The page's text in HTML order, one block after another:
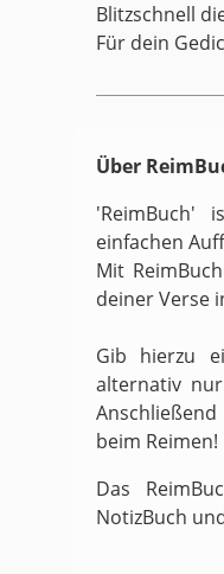
Blitzschnell
Für dein
Über
'ReimBuch'
einfachen
Mit
deiner Verse
Gib hierzu
alternativ
beim Reimen!
Das
NotizBuch